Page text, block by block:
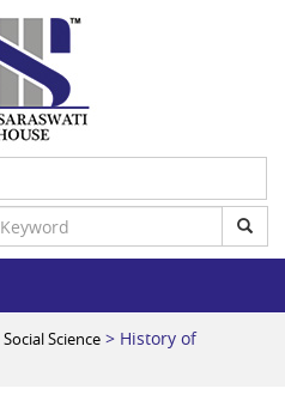
Social Science > History of